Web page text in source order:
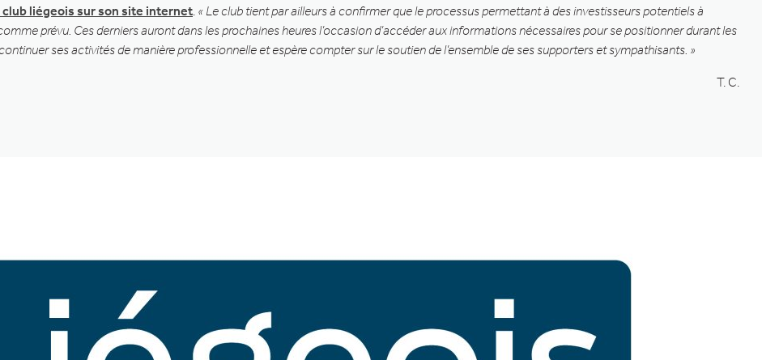
club liégeois sur son site internet. « Le club tient par ailleurs à confirmer que le processus permettant à des investisseurs potentiels à
prévu. Ces derniers auront dans les prochaines heures l’occasion d’accéder aux informations nécessaires pour se positionner durant les
ses activités de manière professionnelle et espère compter sur le soutien de l’ensemble de ses supporters et sympathisants. »
T. C.